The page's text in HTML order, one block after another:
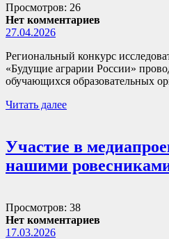
Просмотров: 26
Нет комментариев
27.04.2026
Региональный конкурс
«Будущие аграрии России»
обучающихся образовательных
Читать далее
Участие в
нашими
Просмотров: 38
Нет комментариев
17.03.2026